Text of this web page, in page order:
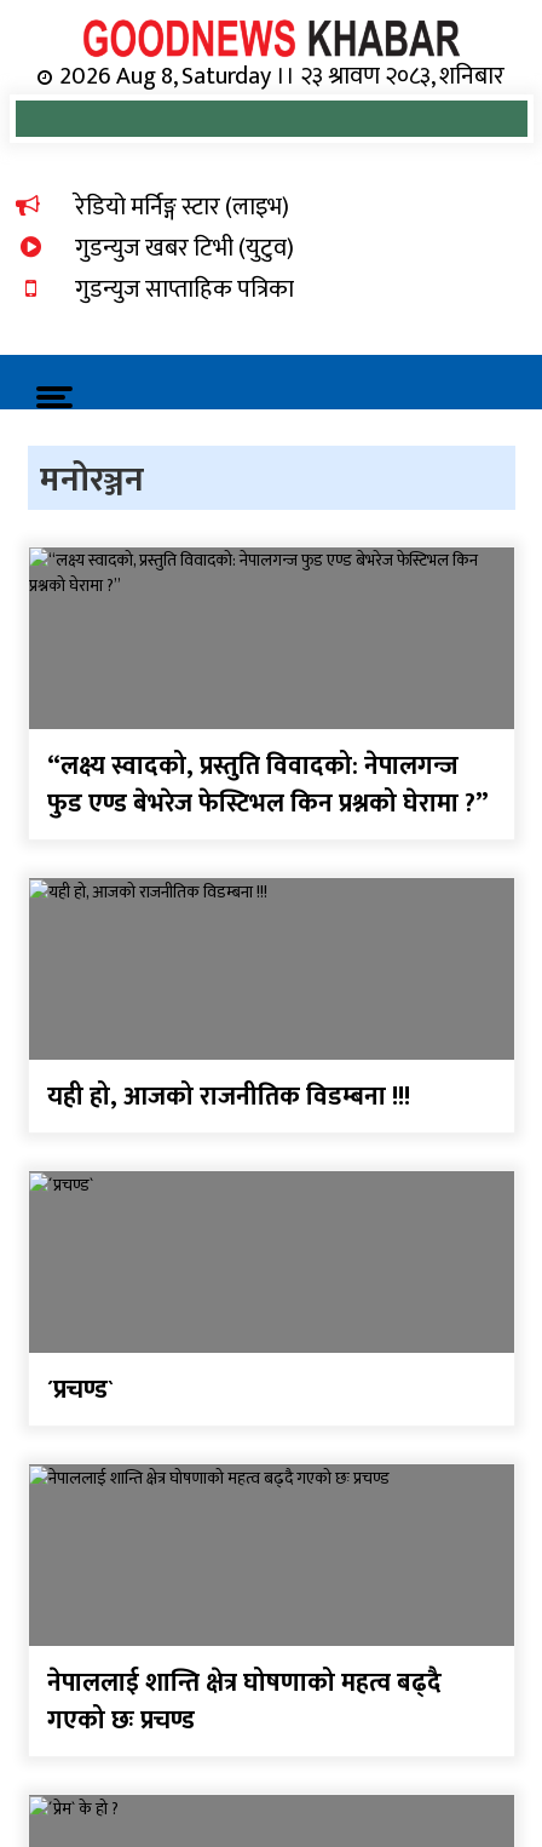
Online News Portal
2026 Aug 8, Saturday ।। २३ श्रावण २०८३, शनिबार
रेडियो मर्निङ्ग स्टार (लाइभ)
गुडन्युज खबर टिभी (युटुव)
गुडन्युज साप्ताहिक पत्रिका
मनोरञ्जन
“लक्ष्य स्वादको, प्रस्तुति विवादको: नेपालगन्ज
फुड एण्ड बेभरेज फेस्टिभल किन प्रश्नको घेरामा ?”
यही हो, आजको राजनीतिक विडम्बना !!!
´प्रचण्ड`
नेपाललाई शान्ति क्षेत्र घोषणाको महत्व बढ्दै
गएको छः प्रचण्ड